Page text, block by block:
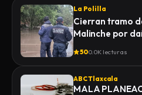
La Polilla
Cierran tramo
Malinche por
500.0K lecturas
ABC Tlaxcala
MALA